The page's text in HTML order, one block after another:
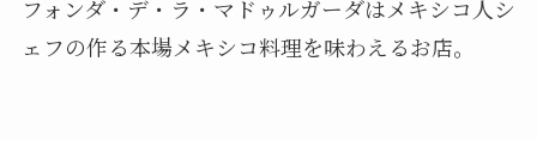
フォンダ・デ・ラ・マドゥルガーダはメキシコ人シ
ェフの作る本場メキシコ料理を味わえるお店。